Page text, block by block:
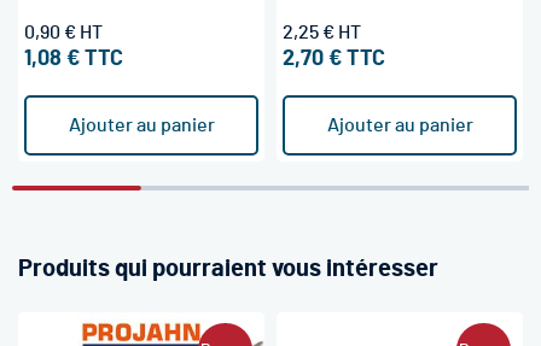
1,08 €
0,90 €
Ajouter au panier
2,70 €
2,25 €
Ajouter au panier
Produits qui pourraient vous intéresser